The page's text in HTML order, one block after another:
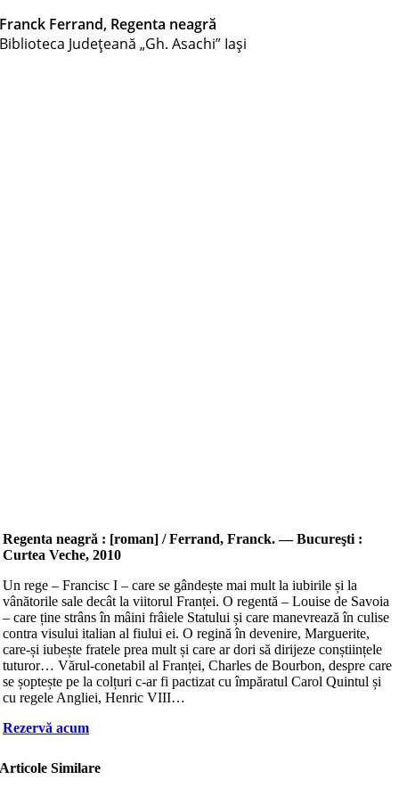
Franck Ferrand, Regenta neagră
Biblioteca Judeţeană „Gh. Asachi” Iaşi
Regenta neagră : [roman] / Ferrand, Franck. — Bucureşti :
Curtea Veche, 2010
Un rege – Francisc I – care se gândește mai mult la iubirile și la
vânătorile sale decât la viitorul Franței. O regentă – Louise de Savoia
– care ține strâns în mâini frâiele Statului și care manevrează în culise
contra visului italian al fiului ei. O regină în devenire, Marguerite,
care-și iubește fratele prea mult și care ar dori să dirijeze conștiințele
tuturor… Vărul-conetabil al Franței, Charles de Bourbon, despre care
se șoptește pe la colțuri c-ar fi pactizat cu împăratul Carol Quintul și
cu regele Angliei, Henric VIII…
Rezervă acum
Articole Similare